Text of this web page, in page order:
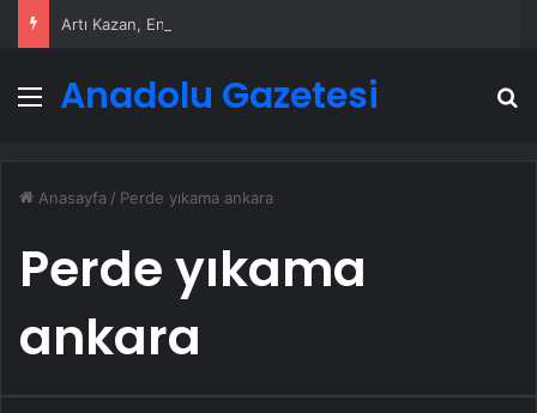
Menü
Anadolu Gazetesi
Anasayfa / Perde yıkama ankara
Perde yıkama
ankara